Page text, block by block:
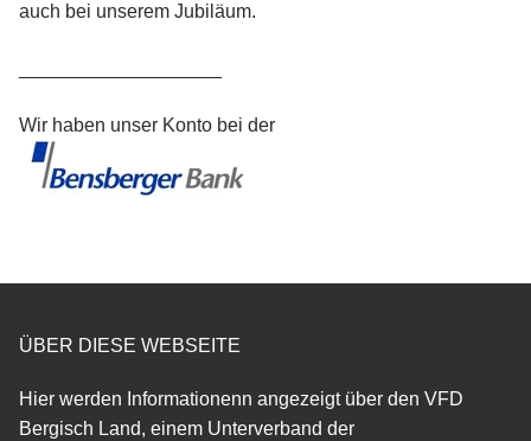
auch bei unserem Jubiläum.
Wir haben unser Konto bei der
ÜBER DIESE WEBSEITE
Hier werden Informationenn angezeigt über den VFD
Bergisch Land, einem Unterverband der